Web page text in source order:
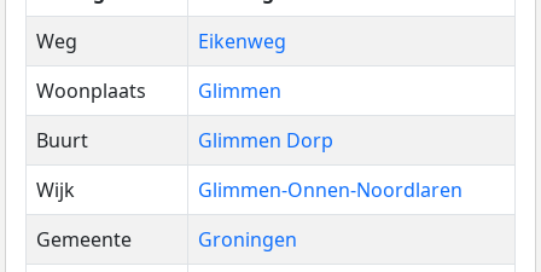
Weg
Eikenweg
Woonplaats
Glimmen
Buurt
Glimmen Dorp
Wijk
Glimmen-Onnen-Noordlaren
Gemeente
Groningen